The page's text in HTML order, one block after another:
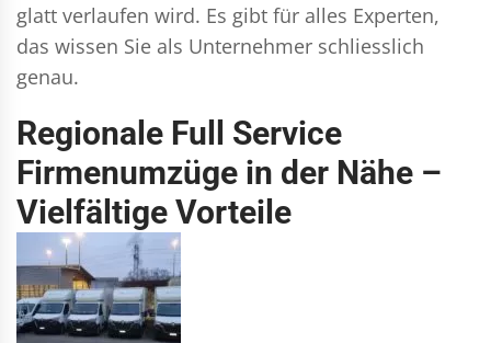
glatt verlaufen wird. Es gibt für alles Experten,
das wissen Sie als Unternehmer schliesslich
genau.
Regionale Full Service
Firmenumzüge in der Nähe –
Vielfältige Vorteile